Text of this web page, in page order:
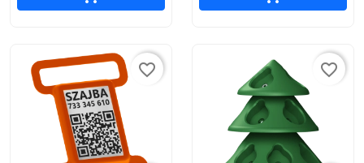
favorite_border favorite_border